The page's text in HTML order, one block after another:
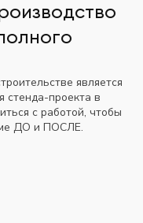
является
стенда-проекта в
с работой, чтобы
ДО и ПОСЛЕ.